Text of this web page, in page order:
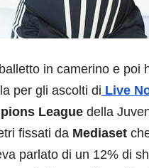
in camerino e poi
per gli ascolti di Live
League della
fissati da Mediaset
parlato di un 12% di